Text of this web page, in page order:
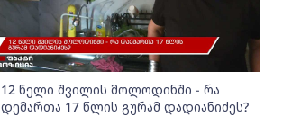
12 წელი შვილის მოლოდინში - რა
დემართა 17 წლის გურამ დადიანიძეს?